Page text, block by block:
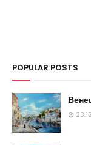
POPULAR POSTS